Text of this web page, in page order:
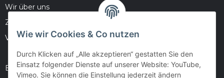
Wir über uns
Zahlungsmöglichkeiten
Versandinformationen
Barrierefreiheitserklärung
Wie wir Cookies & Co nutzen
Durch Klicken auf „Alle akzeptieren“ gestatten Sie den
Einsatz folgender Dienste auf unserer Website: YouTube,
Vimeo. Sie können die Einstellung jederzeit ändern